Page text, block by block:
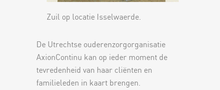
Zuil op locatie Isselwaerde.
De Utrechtse ouderenzorgorganisatie
AxionContinu kan op ieder moment de
tevredenheid van haar cliënten en
familieleden in kaart brengen.